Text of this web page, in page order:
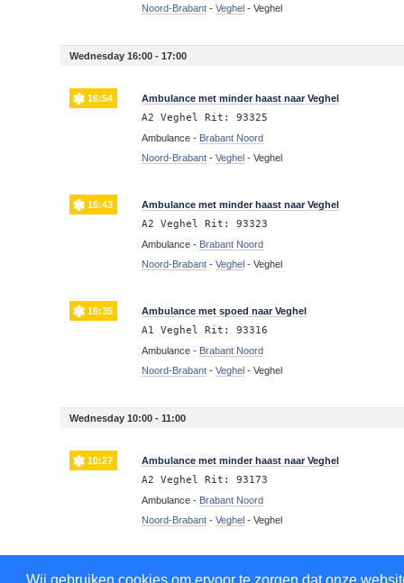
Wij gebruiken cookies om ervoor te zorgen dat onze
Noord-Brabant -Veghel -Veghel
Wednesday 16:00 - 17:00
16:54 Ambulance met minder haast naar Veghel
A2 Veghel Rit: 93325
Ambulance - Brabant Noord
Noord-Brabant -Veghel -Veghel
16:43 Ambulance met minder haast naar Veghel
A2 Veghel Rit: 93323
Ambulance - Brabant Noord
Noord-Brabant -Veghel -Veghel
16:35 Ambulance met spoed naar Veghel
A1 Veghel Rit: 93316
Ambulance - Brabant Noord
Noord-Brabant -Veghel -Veghel
Wednesday 10:00 - 11:00
10:27 Ambulance met minder haast naar Veghel
A2 Veghel Rit: 93173
Ambulance - Brabant Noord
Noord-Brabant -Veghel -Veghel